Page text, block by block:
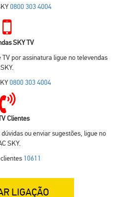
0800 303 4004
SKY TV
por assinatura ligue no televendas
SKY.
0800 303 4004
Clientes
ou enviar sugestões, ligue no
SKY.
10611
LIGAÇÃO